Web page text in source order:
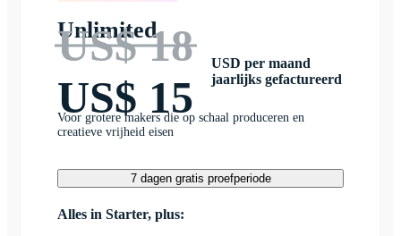
Unlimited
US$ 18
US$ 15
USD per maand
jaarlijks gefactureerd
Voor grotere makers die op schaal produceren en
creatieve vrijheid eisen
7 dagen gratis proefperiode
Alles in Starter, plus: